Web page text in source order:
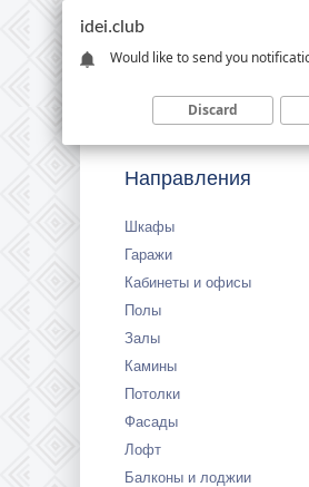
Idei
Направления
Шкафы
Гаражи
Кабинеты и офисы
Полы
Залы
Камины
Потолки
Фасады
Лофт
Балконы и лоджии
idei.club
Would like to send you
Discard